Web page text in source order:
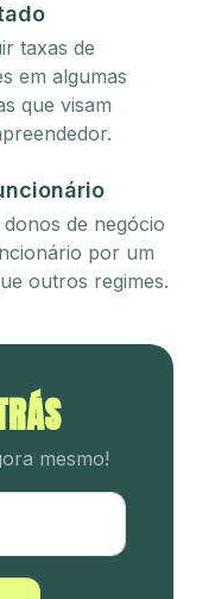
taxas de
em algumas
que visam
de negócio
por um
outros regimes.
mesmo!